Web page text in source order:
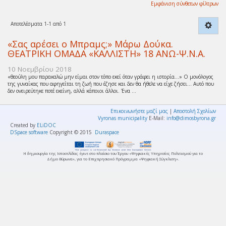
Εμφάνιση σύνθετων φίλτρων
Αποτελέσματα 1-1 από 1
«Σας αρέσει ο Μπραμς;» Μάρω Δούκα.
ΘΕΑΤΡΙΚΗ ΟΜΑΔΑ «ΚΑΛΛΙΣΤΗ» 18 ΑΝΩ-Ψ.Ν.Α.
10 Νοεμβρίου 2018
«θεούλη μου παρακαλώ μην είμαι στον τόπο εκεί όταν γράφει η ιστορία…» Ο μονόλογος
της γυναίκας που αφηγείται τη ζωή που έζησε και δεν θα ήθελε να είχε ζήσει… Αυτό που
δεν ονειρεύτηκε ποτέ εκείνη, αλλά κάποιοι άλλοι. Ένα ...
Επικοινωνήστε μαζί μας | Αποστολή Σχολίων
Vyronas municipality E-Mail: info@dimosbyrona.gr
Created by ELiDOC
DSpace software Copyright © 2015 Duraspace
Η δημιουργία της Ιστοσελίδας έγινε στο πλαίσιο του Έργου «Ψηφιακές Υπηρεσίες Πολιτισμού για το
Δήμο Βύρωνα», για το Επιχειρησιακό Πρόγραμμα «Ψηφιακή Σύγκλιση».